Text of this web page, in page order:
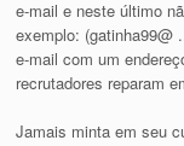
e-mail e neste último
exemplo: (gatinha99@
e-mail com um
recrutadores reparam
Jamais minta em seu